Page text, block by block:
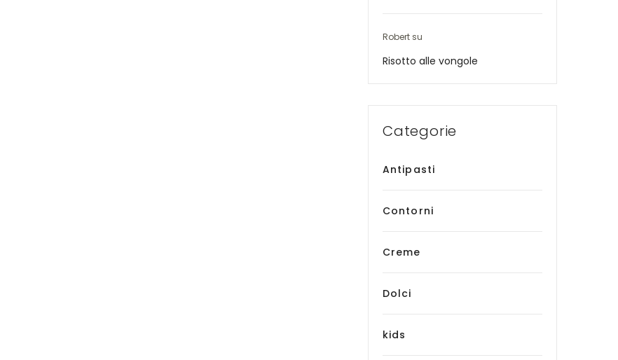
Robert su
Risotto alle vongole
Categorie
Antipasti
Contorni
Creme
Dolci
kids